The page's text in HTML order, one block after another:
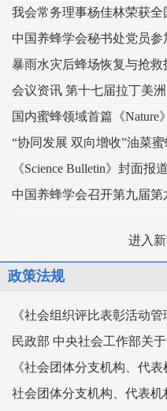
我会常务理事杨佳林荣获全
中国养蜂学会秘书处党员参
暴雨水灾后蜂场恢复与抢救
会议资讯 第十七届拉丁美
进入
政策法规
《社会组织评比表彰活动
《社会团体分支机构、代
社会团体分支机构、代表机